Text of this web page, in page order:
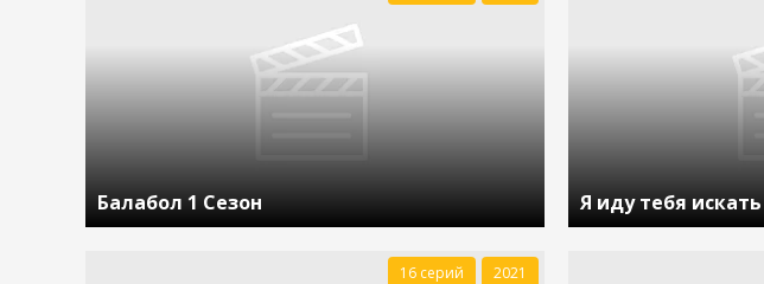
Балабол 1 Сезон Я иду тебя
16 серий 2021